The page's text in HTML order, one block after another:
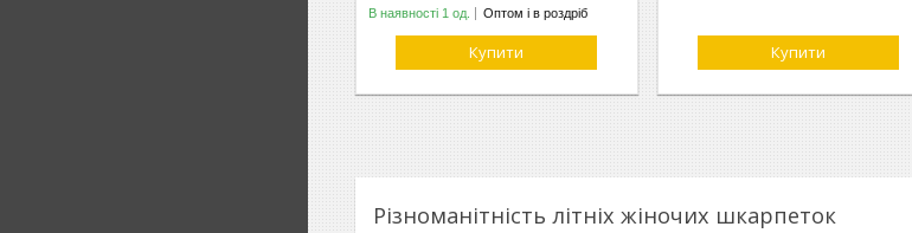
В наявності 1 од. Оптом і в роздріб
Купити Купити
Різноманітність літніх жіночих шкарпеток